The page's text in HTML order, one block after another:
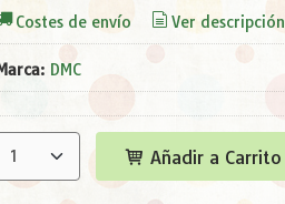
Costes de envío Ver descripción
Marca: DMC
Añadir a Carrito